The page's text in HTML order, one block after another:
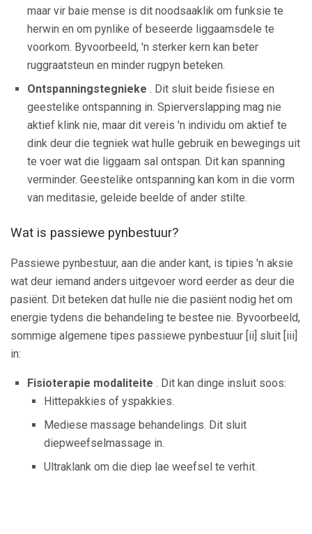
maar vir baie mense is dit noodsaaklik om funksie te
herwin en om pynlike of beseerde liggaamsdele te
voorkom. Byvoorbeeld, 'n sterker kern kan beter
ruggraatsteun en minder rugpyn beteken.
Ontspanningstegnieke . Dit sluit beide fisiese en
geestelike ontspanning in. Spierverslapping mag nie
aktief klink nie, maar dit vereis 'n individu om aktief te
dink deur die tegniek wat hulle gebruik en bewegings uit
te voer wat die liggaam sal ontspan. Dit kan spanning
verminder. Geestelike ontspanning kan kom in die vorm
van meditasie, geleide beelde of ander stilte.
Wat is passiewe pynbestuur?
Passiewe pynbestuur, aan die ander kant, is tipies 'n aksie
wat deur iemand anders uitgevoer word eerder as deur die
pasiënt. Dit beteken dat hulle nie die pasiënt nodig het om
energie tydens die behandeling te bestee nie. Byvoorbeeld,
sommige algemene tipes passiewe pynbestuur [ii] sluit [iii]
in:
Fisioterapie modaliteite . Dit kan dinge insluit soos:
Hittepakkies of yspakkies.
Mediese massage behandelings. Dit sluit
diepweefselmassage in.
Ultraklank om die diep lae weefsel te verhit.